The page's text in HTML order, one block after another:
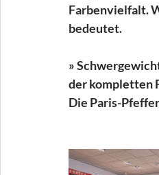
Farbenvielfalt.
bedeutet.
»
der kompletten
Die Paris-